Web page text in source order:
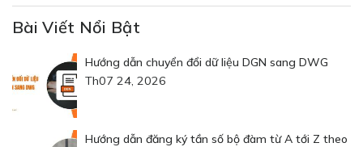
Bài Viết Nổi Bật
Hướng dẫn chuyển đổi dữ liệu DGN sang DWG
Th07 24, 2026
Hướng dẫn đăng ký tần số bộ đàm từ A tới Z theo